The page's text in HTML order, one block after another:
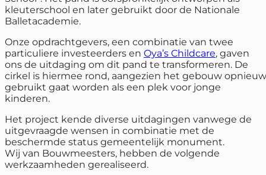
kleuterschool en later gebruikt door de Nationale
Balletacademie.
Onze opdrachtgevers, een combinatie van twee
particuliere investeerders en Oya’s Childcare, gaven
ons de uitdaging om dit pand te transformeren. De
cirkel is hiermee rond, aangezien het gebouw opnieuw
gebruikt gaat worden als een plek voor jonge
kinderen.
Het project kende diverse uitdagingen vanwege de
uitgevraagde wensen in combinatie met de
beschermde status gemeentelijk monument.
Wij van Bouwmeesters, hebben de volgende
werkzaamheden gerealiseerd.